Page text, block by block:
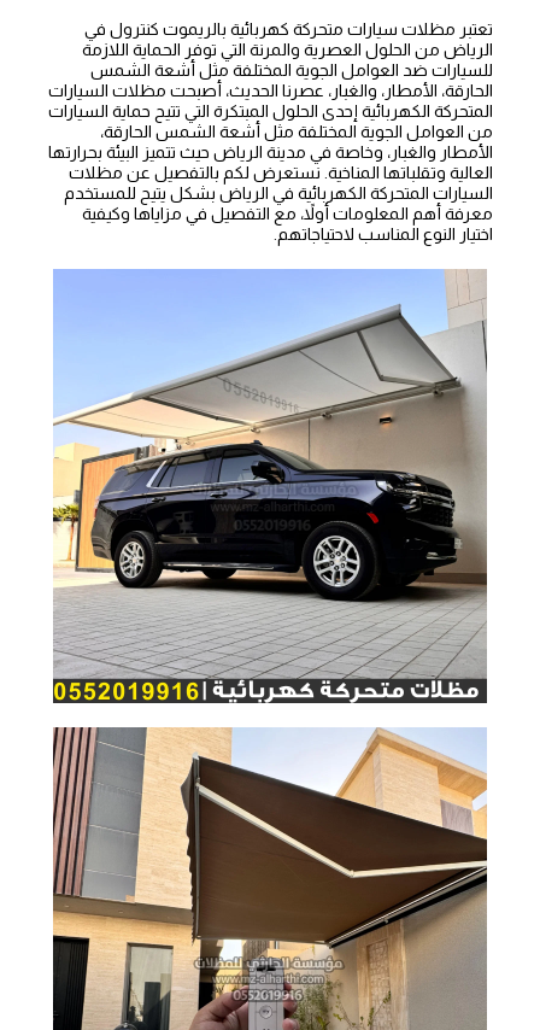
تعتبر مظلات سيارات متحركة كهربائية بالريموت كنترول في
الرياض من الحلول العصرية والمرنة التي توفر الحماية اللازمة
للسيارات ضد العوامل الجوية المختلفة مثل أشعة الشمس
الحارقة، الأمطار، والغبار، عصرنا الحديث، أصبحت مظلات السيارات
المتحركة الكهربائية إحدى الحلول المبتكرة التي تتيح حماية السيارات
من العوامل الجوية المختلفة مثل أشعة الشمس الحارقة،
الأمطار والغبار، وخاصة في مدينة الرياض حيث تتميز البيئة بحرارتها
العالية وتقلباتها المناخية. نستعرض لكم بالتفصيل عن مظلات
السيارات المتحركة الكهربائية في الرياض بشكل يتيح للمستخدم
معرفة أهم المعلومات أولاً، مع التفصيل في مزاياها وكيفية
اختيار النوع المناسب لاحتياجاتهم.